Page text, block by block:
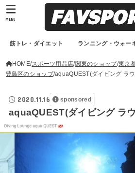
筋トレ・ダイエット ランニング・ウォー
MENU
HOME スポーツ用品店 関東のショップ 東京
豊島区のショップ aquaQUEST(ダイビング ラ
2020.11.16 sponsored
aquaQUEST(ダイビング ラ